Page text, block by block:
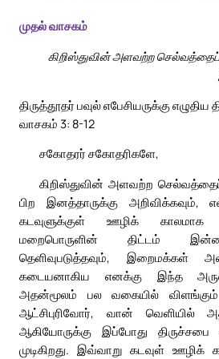
முதல் வாசகம்
கிறிஸ்துவின் அளவற்ற செல்வத்தைப்
திருத்தூதர் பவுல் எபேசியருக்கு எழுதிய
வாசகம் 3: 8-12
சகோதரர் சகோதரிகளே,
கிறிஸ்துவின் அளவற்ற
பிற இனத்தாருக்கு அறிவிக்கவும்,
கடவுளுக்குள் ஊழிக் காலமாக
மறைபொருளின் திட்டம்
தெளிவுபடுத்தவும், இறைமக்கள்
கடையனாகிய எனக்கு இந்த
அதன்மூலம் பல வகையில்
ஆட்சிபுரிவோர், வான் வெளியில்
ஆகியோருக்கு இப்போது திருச்சபை
முடிகிறது. இவ்வாறு கடவுள் ஊழிக்